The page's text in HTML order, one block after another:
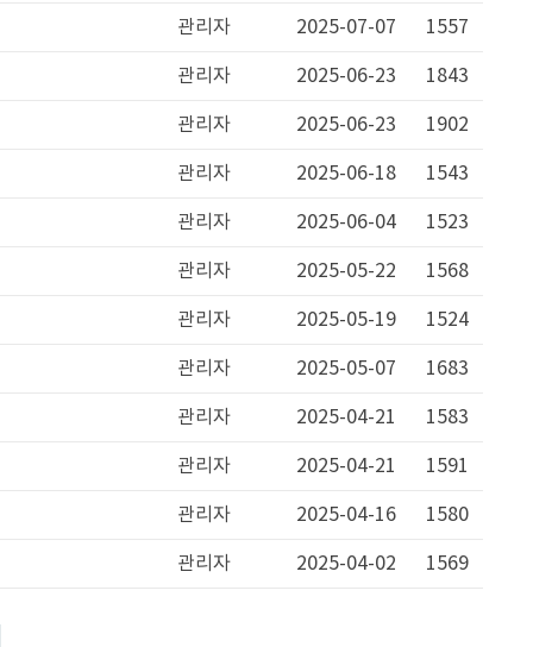
관리자 2025-07-07 1557
관리자 2025-06-23 1843
관리자 2025-06-23 1902
관리자 2025-06-18 1543
관리자 2025-06-04 1523
관리자 2025-05-22 1568
관리자 2025-05-19 1524
관리자 2025-05-07 1683
관리자 2025-04-21 1583
관리자 2025-04-21 1591
관리자 2025-04-16 1580
관리자 2025-04-02 1569